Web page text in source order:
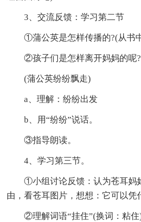
3、交流反馈：学习第二节
①蒲公英是怎样传播的?(从书
②孩子们是怎样离开妈妈的呢?
(蒲公英纷纷飘走)
a、理解：纷纷出发
b、用“纷纷”说话。
③指导朗读。
4、学习第三节。
①小组讨论反馈：认为苍耳妈
由，看苍耳图片，想想：它可以凭
②理解词语“挂住”(换词：粘住